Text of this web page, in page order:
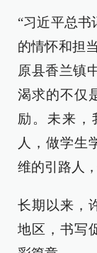
“习近平总书
的情怀和担
原县香兰镇
渴求的不仅
励。未来，
人，做学生
维的引路人
长期以来，
地区，书写